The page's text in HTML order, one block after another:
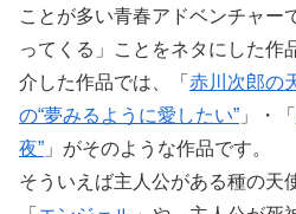
ことが多い青春アドベンチャー
ってくる」ことをネタにした作
介した作品では、「 赤川次郎の
の“夢みるように愛したい” 」・「
夜” 」がそのような作品です。
そういえば主人公がある種の天